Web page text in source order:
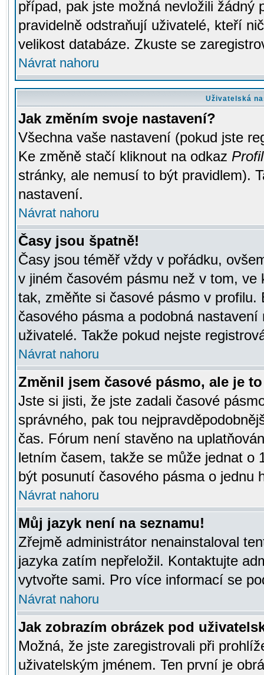
případ, pak jste možná nevložili žádný
pravidelně odstraňují uživatelé, kteří
velikost databáze. Zkuste se
Návrat nahoru
Uživatelská
Jak změním svoje nastavení?
Všechna vaše nastavení (pokud jste
Ke změně stačí kliknout na odkaz Profil
stránky, ale nemusí to být pravidlem).
nastavení.
Návrat nahoru
Časy jsou špatně!
Časy jsou téměř vždy v pořádku,
v jiném časovém pásmu než v tom,
tak, změňte si časové pásmo v
časového pásma a podobná
uživatelé. Takže pokud nejste
Návrat nahoru
Změnil jsem časové pásmo, ale je
Jste si jisti, že jste zadali časové
správného, pak tou
čas. Fórum není stavěno na
letním časem, takže se může jednat o
být posunutí časového pásma o jednu
Návrat nahoru
Můj jazyk není na seznamu!
Zřejmě administrátor nenainstaloval
jazyka zatím nepřeložil. Kontaktujte
vytvořte sami. Pro více informací se
Návrat nahoru
Jak zobrazím obrázek pod
Možná, že jste zaregistrovali při
uživatelským jménem. Ten první je